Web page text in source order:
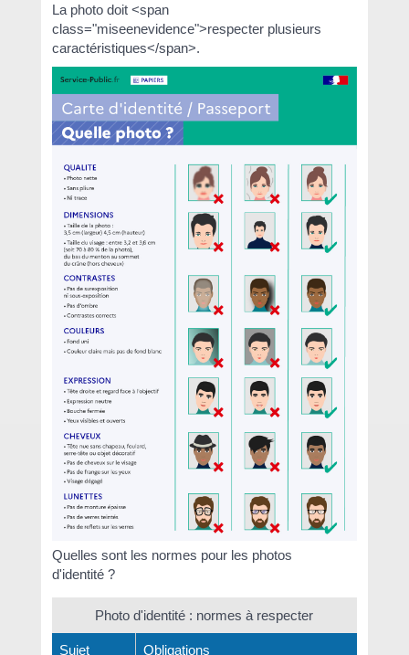
La photo doit <span
class="miseenevidence">respecter plusieurs
caractéristiques</span>.
Quelles sont les normes pour les photos
d'identité ?
Photo d'identité : normes à respecter
Sujet Obligations